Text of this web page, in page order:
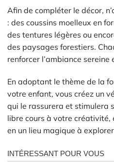
Afin de compléter le décor,
: des coussins moelleux en
des tentures légères ou
des paysages forestiers.
renforcer l’ambiance
En adoptant le thème de la
votre enfant, vous créez un
qui le rassurera et stimulera
libre cours à votre créativité,
en un lieu magique à